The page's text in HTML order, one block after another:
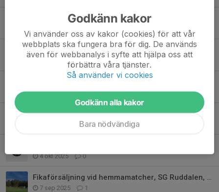
Julavslutning
Försäljning av Bingolotter till uppesittarkvällen
23 nov 2025 0
16 okt 2025 0
INTEC Cup, 9-manna
0
4 okt 2025 0
Fikaförsäljning vid hemmamatcher, SG Ruddalen, P13, Hösten 2025
7 sep 2025 1
Godkänn kakor
Vi använder oss av kakor (cookies) för att vår
webbplats ska fungera bra för dig. De används
även för webbanalys i syfte att hjälpa oss att
förbättra våra tjänster.
Så använder vi cookies
Godkänn alla kakor
Bara nödvändiga